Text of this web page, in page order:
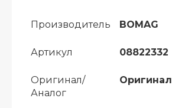
Производитель BOMAG
Артикул 08822332
Оригинал/
Аналог
Оригинал